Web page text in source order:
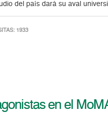
del país dará su aval
1933
en el